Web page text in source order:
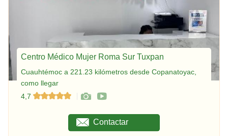
Centro Médico Mujer Roma Sur Tuxpan
Cuauhtémoc a 221.23 kilómetros desde Copanatoyac,
como llegar
4,7
Contactar